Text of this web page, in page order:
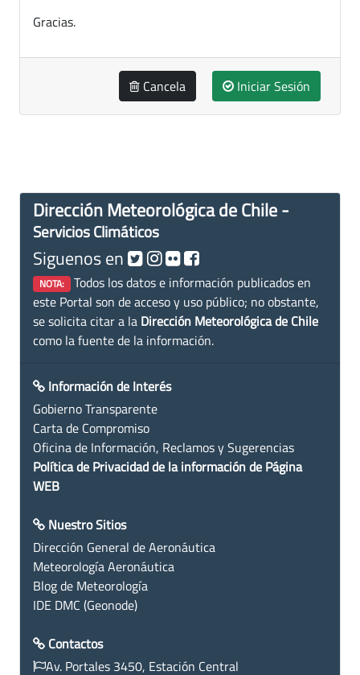
Gracias.
Cancela Iniciar Sesión
Dirección Meteorológica de Chile -
Servicios Climáticos
Siguenos en
NOTA: Todos los datos e información publicados en
este Portal son de acceso y uso público; no obstante,
se solicita citar a la Dirección Meteorológica de Chile
como la fuente de la información.
Información de Interés
Gobierno Transparente
Carta de Compromiso
Oficina de Información, Reclamos y Sugerencias
Política de Privacidad de la información de Página
WEB
Nuestro Sitios
Dirección General de Aeronáutica
Meteorología Aeronáutica
Blog de Meteorología
IDE DMC (Geonode)
Contactos
Av. Portales 3450, Estación Central